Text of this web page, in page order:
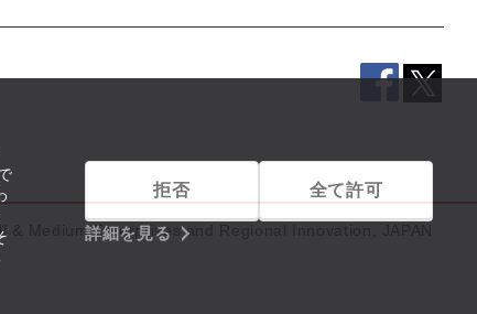
拒否 全て許可
詳細を見る
& Medium Enterprises and Regional Innovation, JAPAN